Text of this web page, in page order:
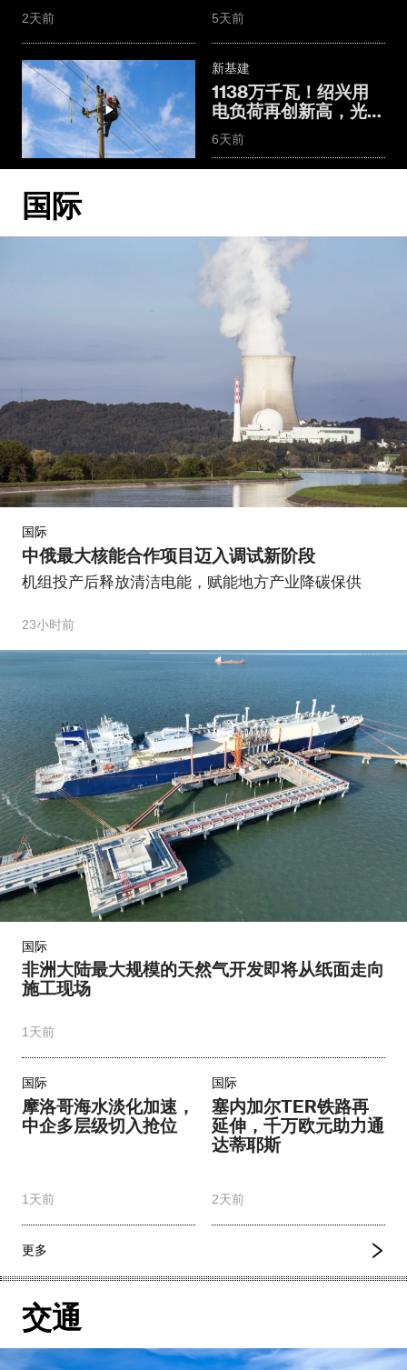
2天前 5天前
新基建
1138万千瓦！绍兴用
电负荷再创新高，光伏
与储能联手稳电网
6天前
国际
国际
中俄最大核能合作项目迈入调试新阶段
机组投产后释放清洁电能，赋能地方产业降碳保供
23小时前
国际
非洲大陆最大规模的天然气开发即将从纸面走向
施工现场
1天前
国际
摩洛哥海水淡化加速，
中企多层级切入抢位
1天前
国际
塞内加尔TER铁路再
延伸，千万欧元助力通
达蒂耶斯
2天前
更多
交通